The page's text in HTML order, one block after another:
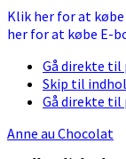
Klik her for at
her for at købe E-
Gå direkte
Skip til
Gå direkte
Anne au Chocolat